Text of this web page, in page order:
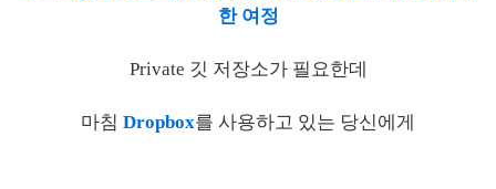
한 여정
Private 깃 저장소가 필요한데
마침 Dropbox를 사용하고 있는 당신에게